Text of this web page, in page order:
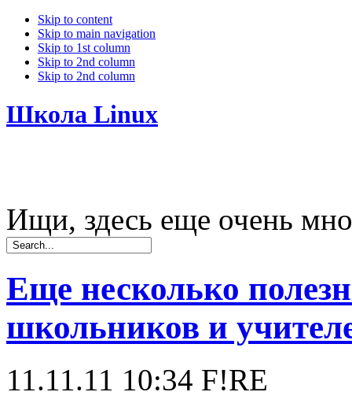
Skip to content
Skip to main navigation
Skip to 1st column
Skip to 2nd column
Skip to 2nd column
Школа Linux
Ищи, здесь еще очень
Еще несколько
школьников и
11.11.11 10:34 F!RE